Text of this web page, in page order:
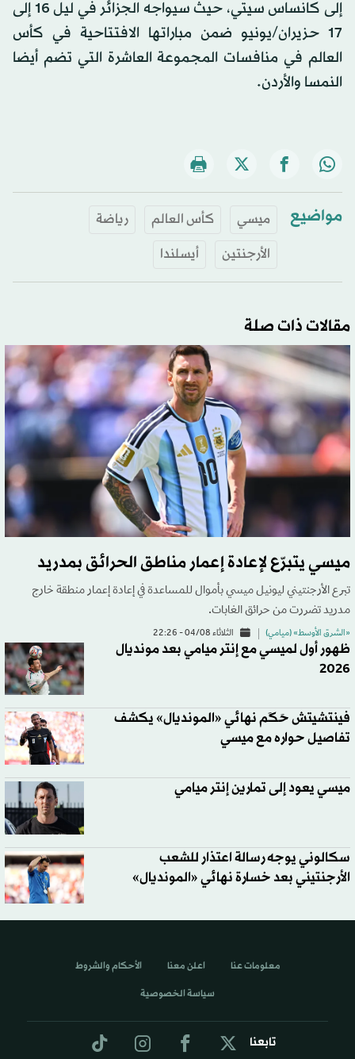
إلى كانساس سيتي، حيث سيواجه الجزائر في ليل 16 إلى
17 حزيران/يونيو ضمن مباراتها الافتتاحية في كأس
العالم في منافسات المجموعة العاشرة التي تضم أيضا
النمسا والأردن.
مواضيع ميسي كأس العالم
رياضة
الأرجنتين
أيسلندا
مقالات ذات صلة
ميسي يتبرّع لإعادة إعمار مناطق الحرائق بمدريد
تبرع الأرجنتيني ليونيل ميسي بأموال للمساعدة في إعادة إعمار منطقة خارج
مدريد تضررت من حرائق الغابات.
«الشرق الأوسط» (ميامي) الثلاثاء 04/08 - 22:26
ظهور أول لميسي مع إنتر ميامي بعد مونديال
2026
فينتشيتش حَكَم نهائي «المونديال» يكشف
تفاصيل حواره مع ميسي
ميسي يعود إلى تمارين إنتر ميامي
سكالوني يوجه رسالة اعتذار للشعب
الأرجنتيني بعد خسارة نهائي «المونديال»
تابعنا
معلومات عنا اعلن معنا الأحكام والشروط
سياسة الخصوصية